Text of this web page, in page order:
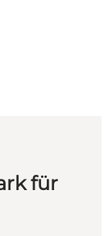
für